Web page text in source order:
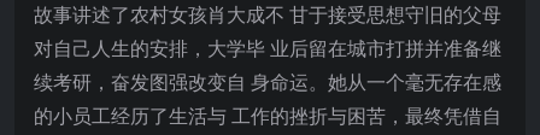
故事讲述了农村女孩肖大成不 甘于接受思想守旧的父母
对自己人生的安排，大学毕 业后留在城市打拼并准备继
续考研，奋发图强改变自 身命运。她从一个毫无存在感
的小员工经历了生活与 工作的挫折与困苦，最终凭借自